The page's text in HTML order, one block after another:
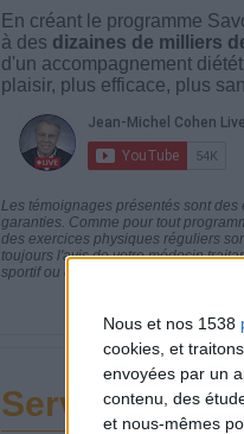
Nous et nos 1538
cookies, et
envoyées par un
contenu, des
et nous-mêmes
En créant le programme
à des dizaines de milliers
d'un accompagnement
plaisir, plus efficace, plus
Les témoignages présentés sont
garanties. Comme pour tout
des exercices physiques réguliers
toujours l'avis de votre médecin
sportif ou de modifier vos habitudes
Service-